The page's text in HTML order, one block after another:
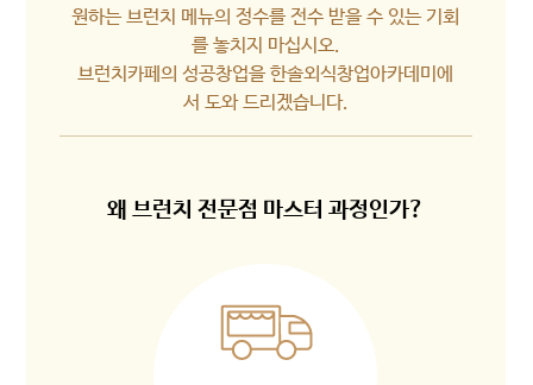
원하는 브런치 메뉴의 정수를 전수 받을 수 있는 기회
를 놓치지 마십시오.
브런치카페의 성공창업을 한솔외식창업아카데미에
서 도와 드리겠습니다.
왜 브런치 전문점 마스터 과정인가?